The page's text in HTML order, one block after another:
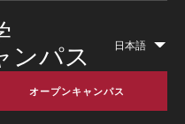
ンパス
日本語
オープンキャンパス